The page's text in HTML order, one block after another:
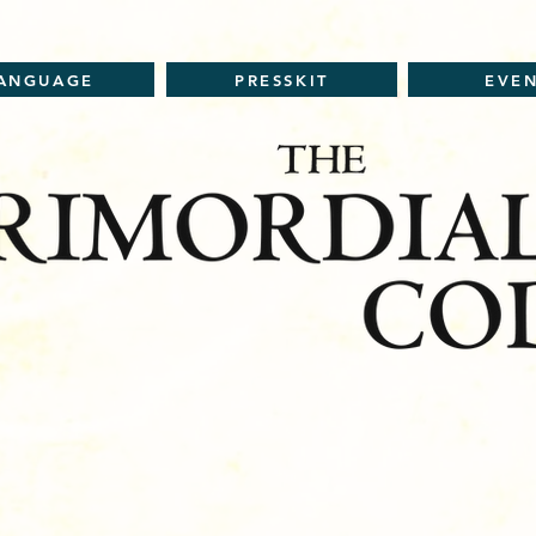
PRESSKIT